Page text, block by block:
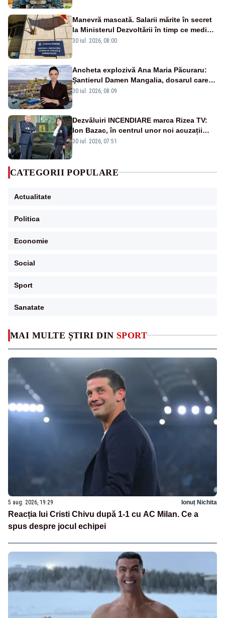
MAI MULTE ȘTIRI DIN SPORT
5 aug. 2026, 19:29 Ionuț Nichita
Reacția lui Cristi Chivu după 1-1 cu AC Milan. Ce a
spus despre jocul echipei
Manevră mascată. Salarii mărite în secret
la Ministerul Dezvoltării în timp ce medicii
ies în stradă
30 iul. 2026, 08:00
Ancheta explozivă Ana Maria Păcuraru:
Șantierul Damen Mangalia, dosarul care
scufundă apărarea României
30 iul. 2026, 08:09
Dezvăluiri INCENDIARE marca Rizea TV:
Ion Bazac, în centrul unor noi acuzații
publice
30 iul. 2026, 07:51
CATEGORII POPULARE
Actualitate
Politica
Economie
Social
Sport
Sanatate